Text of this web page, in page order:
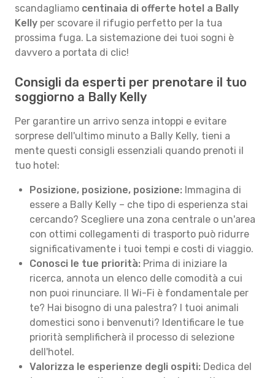
scandagliamo centinaia di offerte hotel a Bally
Kelly per scovare il rifugio perfetto per la tua
prossima fuga. La sistemazione dei tuoi sogni è
davvero a portata di clic!
Consigli da esperti per prenotare il tuo
soggiorno a Bally Kelly
Per garantire un arrivo senza intoppi e evitare
sorprese dell'ultimo minuto a Bally Kelly, tieni a
mente questi consigli essenziali quando prenoti il
tuo hotel:
Posizione, posizione, posizione: Immagina di
essere a Bally Kelly – che tipo di esperienza stai
cercando? Scegliere una zona centrale o un'area
con ottimi collegamenti di trasporto può ridurre
significativamente i tuoi tempi e costi di viaggio.
Conosci le tue priorità: Prima di iniziare la
ricerca, annota un elenco delle comodità a cui
non puoi rinunciare. Il Wi-Fi è fondamentale per
te? Hai bisogno di una palestra? I tuoi animali
domestici sono i benvenuti? Identificare le tue
priorità semplificherà il processo di selezione
dell'hotel.
Valorizza le esperienze degli ospiti: Dedica del